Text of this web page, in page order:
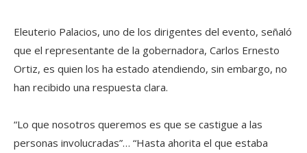
Eleuterio Palacios, uno de los dirigentes del evento, señaló
que el representante de la gobernadora, Carlos Ernesto
Ortiz, es quien los ha estado atendiendo, sin embargo, no
han recibido una respuesta clara.
“Lo que nosotros queremos es que se castigue a las
personas involucradas”… “Hasta ahorita el que estaba